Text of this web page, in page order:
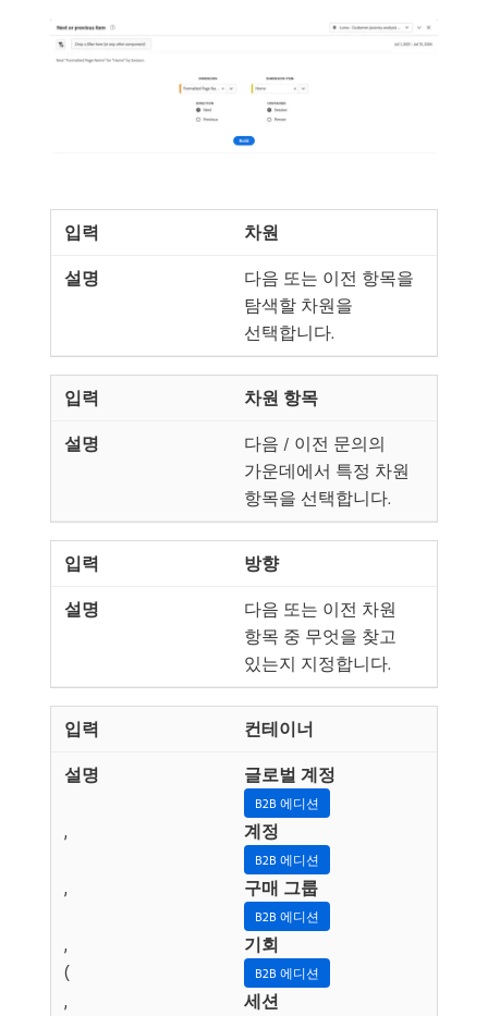
차원
다음 또는 이전 항목을
탐색할 차원을
선택합니다.
차원 항목
다음 / 이전 문의의
가운데에서 특정 차원
항목을 선택합니다.
방향
다음 또는 이전 차원
항목 중 무엇을 찾고
있는지 지정합니다.
컨테이너
글로벌 계정
B2B 에디션
, 계정
B2B 에디션
, 구매 그룹
B2B 에디션
,
기회
(
B2B 에디션
,
세션